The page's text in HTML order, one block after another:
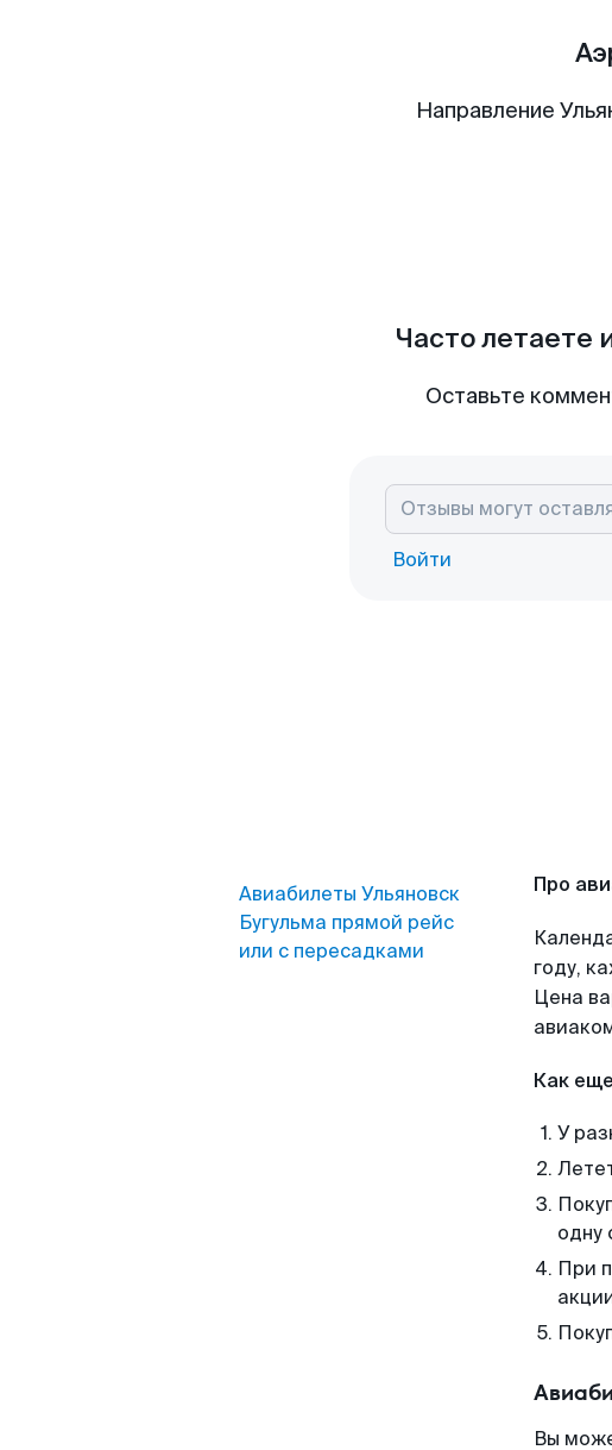
Направление
Часто летаете
Оставьте
Войти
Авиабилеты Ульяновск
Бугульма прямой рейс
или с пересадками
Про
году,
Цена
Как
У
одну
При
Вы